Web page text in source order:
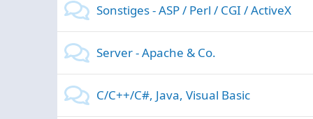
Sonstiges - ASP / Perl / CGI / ActiveX
Server - Apache & Co.
C/C++/C#, Java, Visual Basic